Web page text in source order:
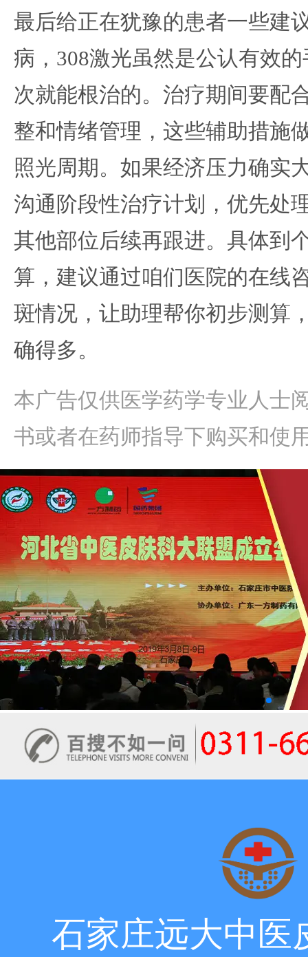
最后给正在犹豫的患者一些建
病，308激光虽然是公认有效
次就能根治的。治疗期间要配
整和情绪管理，这些辅助措施
照光周期。如果经济压力确实
沟通阶段性治疗计划，优先处
其他部位后续再跟进。具体到
算，建议通过咱们医院的在线
斑情况，让助理帮你初步测算
确得多。
本广告仅供医学药学专业人士
书或者在药师指导下购买和使
石家庄远大中医